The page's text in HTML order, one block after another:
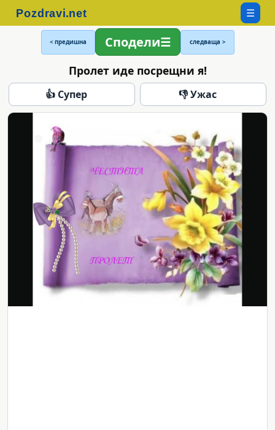
☰
< предишна Сподели следваща >
Пролет иде посрещни я!
👍 Супер 👎 Ужас